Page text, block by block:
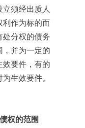
须经出质人
利作为标的而
处分权的债务
，并为一定的
效要件，有的
生效要件。
权的范围